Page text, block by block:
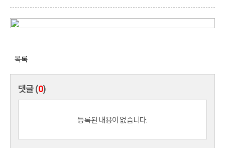
목록
댓글 (0)
등록된 내용이 없습니다.